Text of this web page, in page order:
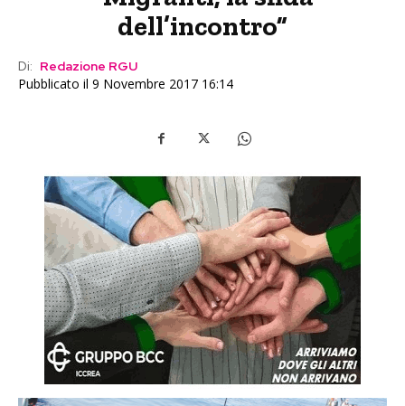
dell’incontro”
Di: Redazione RGU
Pubblicato il 9 Novembre 2017 16:14